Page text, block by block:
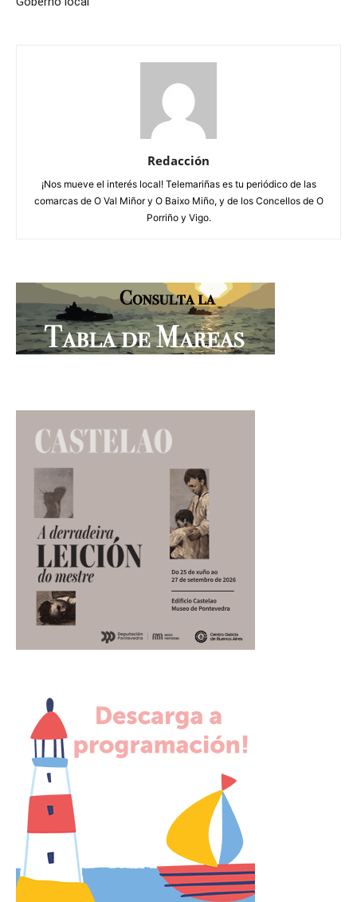
Redacción
¡Nos mueve el interés local! Telemariñas es tu periódico de las
comarcas de O Val Miñor y O Baixo Miño, y de los Concellos de O
Porriño y Vigo.